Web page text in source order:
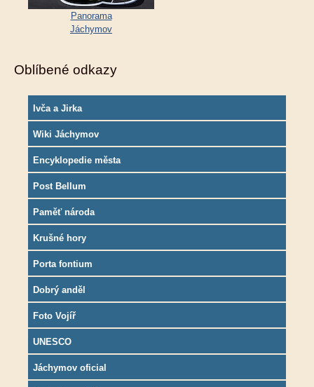
Panorama
Jáchymov
Oblíbené odkazy
Ivča a Jirka
Wiki Jáchymov
Encyklopedie města
Post Bellum
Paměť národa
Krušné hory
Porta fontium
Dobrý anděl
Foto Vojíř
UNESCO
Jáchymov oficial